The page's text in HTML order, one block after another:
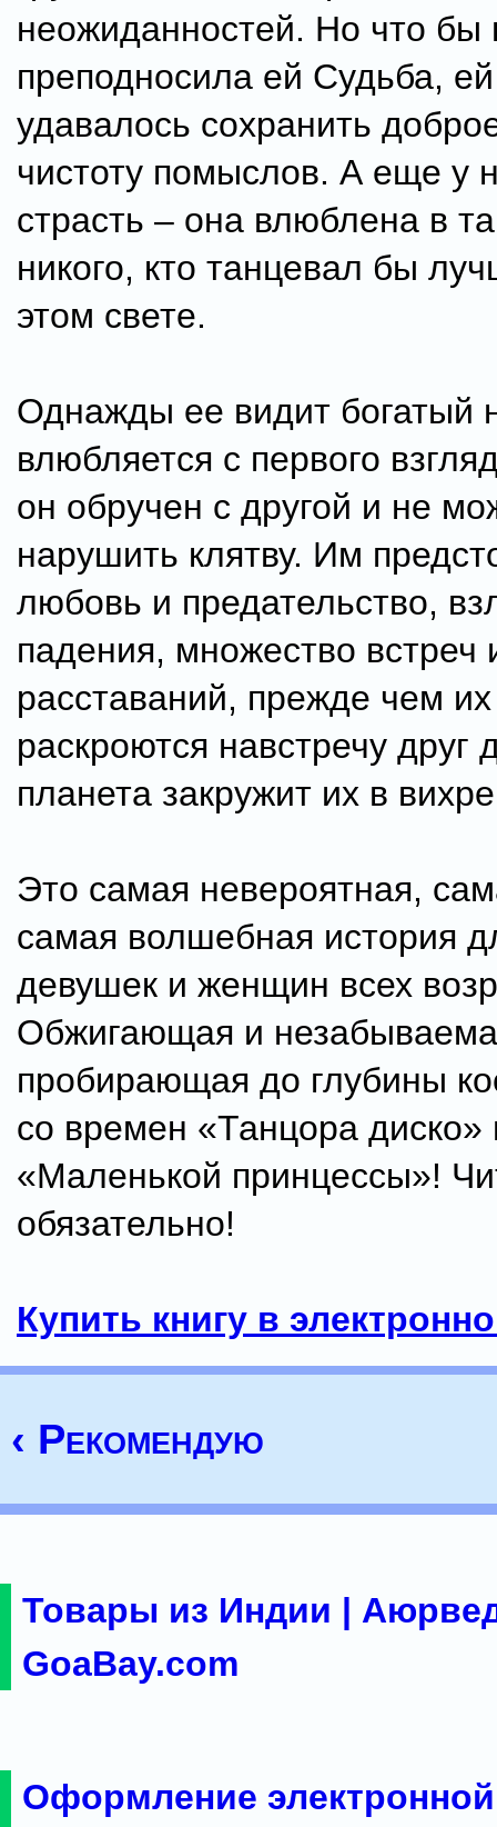
неожиданностей. Но что бы
преподносила ей Судьба, ей
удавалось сохранить
чистоту помыслов. А еще у
страсть – она влюблена в
никого, кто танцевал бы
этом свете.
Однажды ее видит богатый
влюбляется с первого
он обручен с другой и не
нарушить клятву. Им
любовь и предательство,
падения, множество встреч
расставаний, прежде чем
раскроются навстречу друг
планета закружит их в
Это самая невероятная,
самая волшебная история
девушек и женщин всех
Обжигающая и
пробирающая до глубины
со времен «Танцора диско»
«Маленькой принцессы»!
обязательно!
Купить книгу в
‹ Рекомендую
Товары из Индии |
GoaBay.com
Оформление электронной